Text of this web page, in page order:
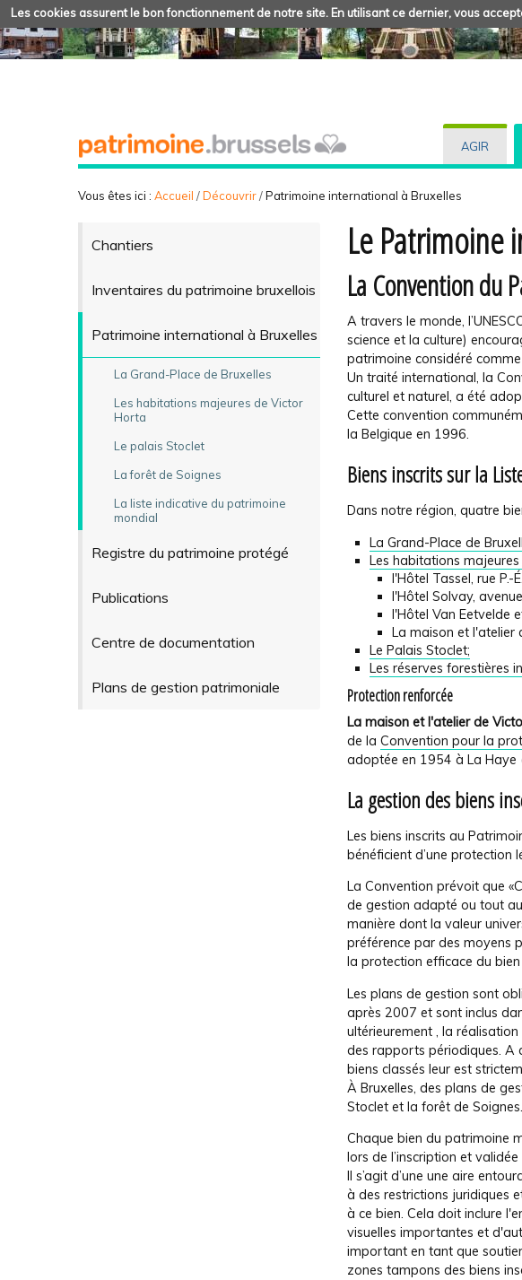
Les cookies assurent le bon fonctionnement de notre site. En utilisant ce dernier, vous
AGIR
Vous êtes ici : Accueil /Découvrir/Patrimoine international à Bruxelles
Chantiers
Inventaires du patrimoine bruxellois
Patrimoine international à Bruxelles
La Grand-Place de Bruxelles
Les habitations majeures de Victor
Horta
Le palais Stoclet
La forêt de Soignes
La liste indicative du patrimoine
mondial
Registre du patrimoine protégé
Publications
Centre de documentation
Plans de gestion patrimoniale
Le Patrimoine
La Convention du
A travers le monde,
science et la culture)
patrimoine considéré
Un traité international, la
culturel et naturel, a été
Cette convention
la Belgique en 1996.
Biens inscrits sur la
Dans notre région, quatre
La Grand-Place de
Les habitations
l'Hôtel Tassel, rue P.-
l'Hôtel Solvay,
l'Hôtel Van Eetvelde
La maison et l'atelier
Le Palais Stoclet;
Les réserves forestières
Protection renforcée
La maison et l'atelier de
de la Convention pour la
adoptée en 1954 à La Haye
La gestion des biens
Les biens inscrits au
bénéficient d’une protection
La Convention prévoit que
de gestion adapté ou tout
manière dont la valeur
préférence par des moyens
la protection efficace du
Les plans de gestion sont
après 2007 et sont inclus
ultérieurement , la
des rapports périodiques. A
biens classés leur est
À Bruxelles, des plans de
Stoclet et la forêt de Soignes.
Chaque bien du patrimoine
lors de l’inscription et
Il s’agit d’une une aire
à des restrictions juridiques
à ce bien. Cela doit inclure
visuelles importantes et
important en tant que
zones tampons des biens